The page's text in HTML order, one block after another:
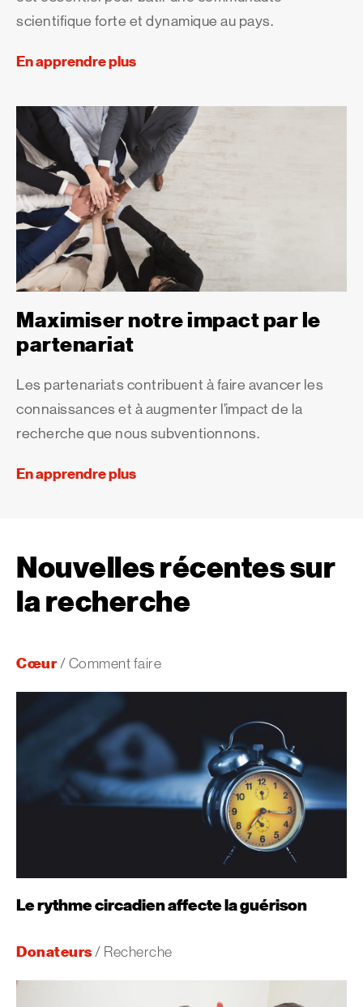
scientifique forte et dynamique au pays.
En apprendre plus
Maximiser notre impact par le
partenariat
Les partenariats contribuent à faire avancer les
connaissances et à augmenter l’impact de la
recherche que nous subventionnons.
En apprendre plus
Nouvelles récentes sur
la recherche
Cœur / Comment faire
Le rythme circadien affecte la guérison
Donateurs / Recherche